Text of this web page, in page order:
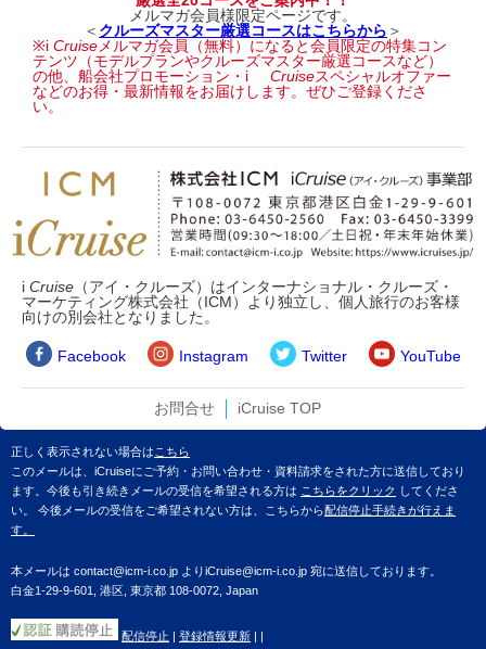
メルマガ会員様限定ページです。
＜ クルーズマスター厳選コースはこちらから ＞
※i Cruise メルマガ会員（無料）になると会員限定の特集コン
テンツ（モデルプランやクルーズマスター厳選コースなど）
の他、船会社プロモーション・i
Cruiseスペシャルオファー
などのお得・最新情報をお届けします。ぜひご登録くださ
い。
i Cruise （アイ・クルーズ）はインターナショナル・クルーズ・
マーケティング株式会社（ICM）より独立し、個人旅行のお客様
向けの別会社となりました。
Facebook Instagram Twitter YouTube
お問合せ iCruise TOP
正しく表示されない場合は こちら
このメールは、iCruiseにご予約・お問い合わせ・資料請求をされた方に送信しており
ます。今後も引き続きメールの受信を希望される方は こちらをクリック してくださ
い。 今後メールの受信をご希望されない方は、こちらから配信停止手続きが行えま
す。
本メールは contact@icm-i.co.jp よりiCruise@icm-i.co.jp 宛に送信しております。
白金1-29-9-601, 港区, 東京都 108-0072, Japan
配信停止 | 登録情報更新 | |